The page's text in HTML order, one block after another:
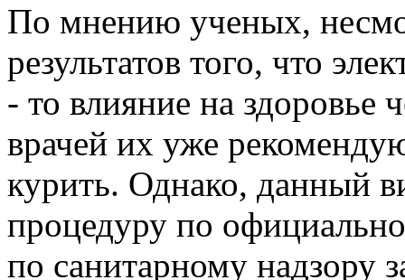
По мнению ученых,
результатов того, что
- то влияние на здоровье
врачей их уже
курить. Однако, данный
процедуру по
по санитарному надзору